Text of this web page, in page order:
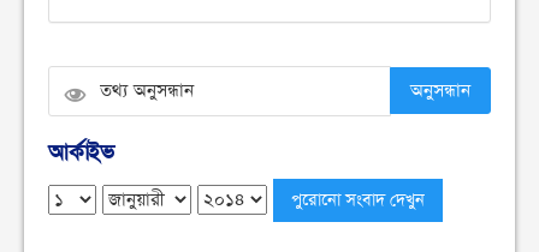
বুধবার ● ৫ আগস্ট ২০২৬
নোয়াখালীতে ডাকাতির ঘটনায় ৪ ডাকাত গ্রেফতার
বুধবার ● ৫ আগস্ট ২০২৬
সংবিধান থেকে বাতিল হতে পারে শেখ মুজিবুর রহমানের
‘জাতির পিতা’ স্বীকৃতি
অনুসন্ধান
আর্কাইভ